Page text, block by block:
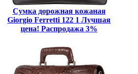
Сумка дорожная кожаная
Giorgio Ferretti 122 1 Лучшая
цена! Распродажа 3%